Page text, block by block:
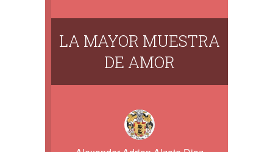
LA MAYOR MUESTRA
DE AMOR